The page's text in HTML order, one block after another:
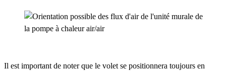
Il est important de noter que le volet se positionnera toujours en